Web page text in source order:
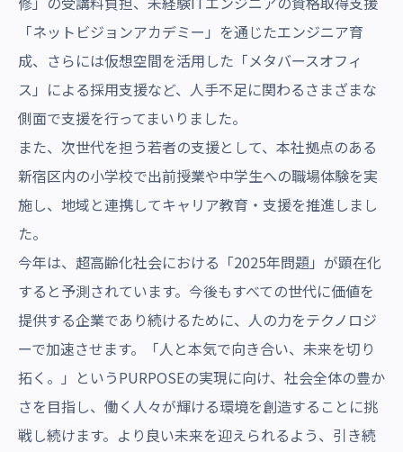
「ネットビジョンアカデミー」を通じたエンジニア育
成、さらには仮想空間を活用した「メタバースオフィ
ス」による採用支援など、人手不足に関わるさまざまな
側面で支援を行ってまいりました。
また、次世代を担う若者の支援として、本社拠点のある
新宿区内の小学校で出前授業や中学生への職場体験を実
施し、地域と連携してキャリア教育・支援を推進しまし
た。
今年は、超高齢化社会における「2025年問題」が顕在化
すると予測されています。今後もすべての世代に価値を
提供する企業であり続けるために、人の力をテクノロジ
ーで加速させます。「人と本気で向き合い、未来を切り
拓く。」というPURPOSEの実現に向け、社会全体の豊か
さを目指し、働く人々が輝ける環境を創造することに挑
戦し続けます。より良い未来を迎えられるよう、引き続